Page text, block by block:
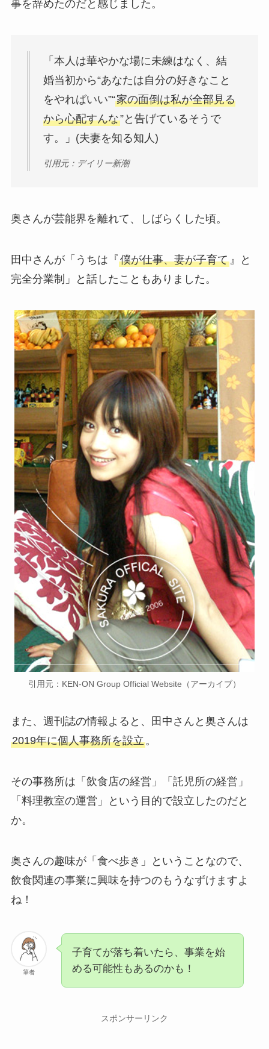
事を辞めたのだと感じました。
「本人は華やかな場に未練はなく、結
婚当初から“あなたは自分の好きなこと
をやればいい”“家の面倒は私が全部見る
から心配すんな”と告げているそうで
す。」(夫妻を知る知人)
引用元：デイリー新潮
奥さんが芸能界を離れて、しばらくした頃。
田中さんが「うちは『僕が仕事、妻が子育て』と
完全分業制」と話したこともありました。
引用元：KEN-ON Group Official Website（アーカイブ）
また、週刊誌の情報よると、田中さんと奥さんは
2019年に個人事務所を設立。
その事務所は「飲食店の経営」「託児所の経営」
「料理教室の運営」という目的で設立したのだと
か。
奥さんの趣味が「食べ歩き」ということなので、
飲食関連の事業に興味を持つのもうなずけますよ
ね！
筆者
子育てが落ち着いたら、事業を始
める可能性もあるのかも！
スポンサーリンク